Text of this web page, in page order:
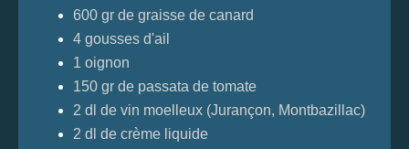
600 gr de graisse de canard
4 gousses d'ail
1 oignon
150 gr de passata de tomate
2 dl de vin moelleux (Jurançon, Montbazillac)
2 dl de crème liquide